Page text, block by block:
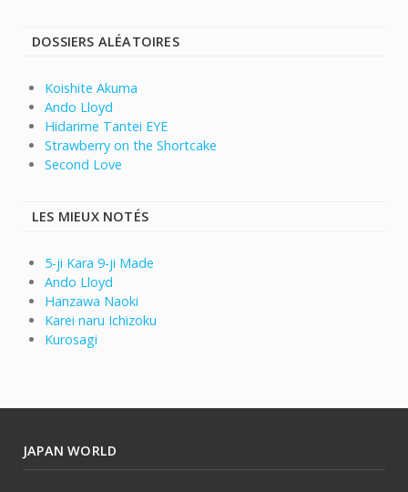
DOSSIERS ALÉATOIRES
Koishite Akuma
Ando Lloyd
Hidarime Tantei EYE
Strawberry on the Shortcake
Second Love
LES MIEUX NOTÉS
5-ji Kara 9-ji Made
Ando Lloyd
Hanzawa Naoki
Karei naru Ichizoku
Kurosagi
JAPAN WORLD